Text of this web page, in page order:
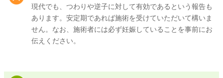
現代でも、つわりや逆子に対して有効であるという報告も
あります。安定期であれば施術を受けていただいて構いま
せん。なお、施術者には必ず妊娠していることを事前にお
伝えください。